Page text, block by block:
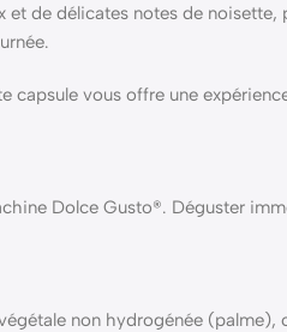
de délicates notes de
vous offre une
Dolce Gusto®. Déguster
non hydrogénée